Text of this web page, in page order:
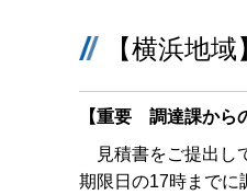
【横浜地域
【重要 調達課から
見積書をご提出し
期限日の17時までに